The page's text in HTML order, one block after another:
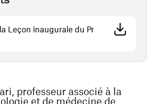
Leçon inaugurale du Pr
professeur associé à la
et de médecine de